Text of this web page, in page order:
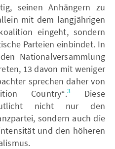
seinen Anhängern zu
mit dem langjährigen
eingeht, sondern
Parteien einbindet. In
Nationalversammlung
13 davon mit weniger
sprechen daher von
Country“.3
Diese
nicht nur den
sondern auch die
und den höheren